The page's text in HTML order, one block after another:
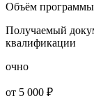
Объём
Получаемый
квалификации
очно
от 5 000 ₽